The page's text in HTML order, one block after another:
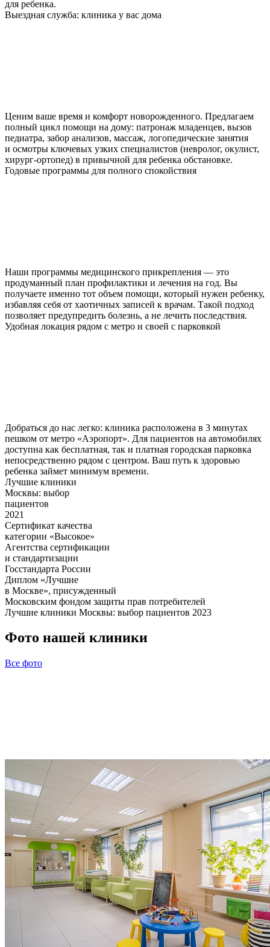
для ребенка.
Выездная служба: клиника у вас дома
Ценим ваше время и комфорт новорожденного. Предлагаем
полный цикл помощи на дому: патронаж младенцев, вызов
педиатра, забор анализов, массаж, логопедические занятия
и осмотры ключевых узких специалистов (невролог, окулист,
хирург-ортопед) в привычной для ребенка обстановке.
Годовые программы для полного спокойствия
Наши программы медицинского прикрепления — это
продуманный план профилактики и лечения на год. Вы
получаете именно тот объем помощи, который нужен ребенку,
избавляя себя от хаотичных записей к врачам. Такой подход
позволяет предупредить болезнь, а не лечить последствия.
Удобная локация рядом с метро и своей с парковкой
Добраться до нас легко: клиника расположена в 3 минутах
пешком от метро «Аэропорт». Для пациентов на автомобилях
доступна как бесплатная, так и платная городская парковка
непосредственно рядом с центром. Ваш путь к здоровью
ребенка займет минимум времени.
Лучшие клиники
Москвы: выбор
пациентов
2021
Сертификат качества
категории «Высокое»
Агентства сертификации
и стандартизации
Госстандарта России
Диплом «Лучшие
в Москве», присужденный
Московским фондом защиты прав потребителей
Лучшие клиники Москвы: выбор пациентов 2023
Фото нашей клиники
Все фото